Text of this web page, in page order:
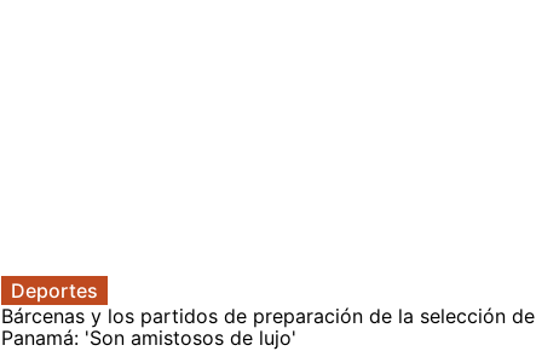
Deportes
Bárcenas y los partidos de preparación de la selección de
Panamá: 'Son amistosos de lujo'